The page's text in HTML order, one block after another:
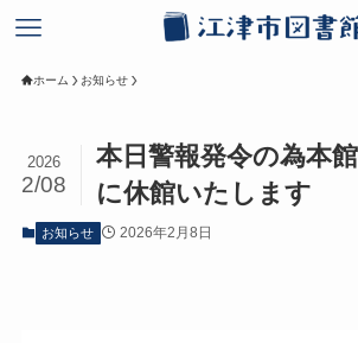
ホーム お知らせ
本日警報発令の為本
に休館いたします
2026
2/08
お知らせ 2026年2月8日